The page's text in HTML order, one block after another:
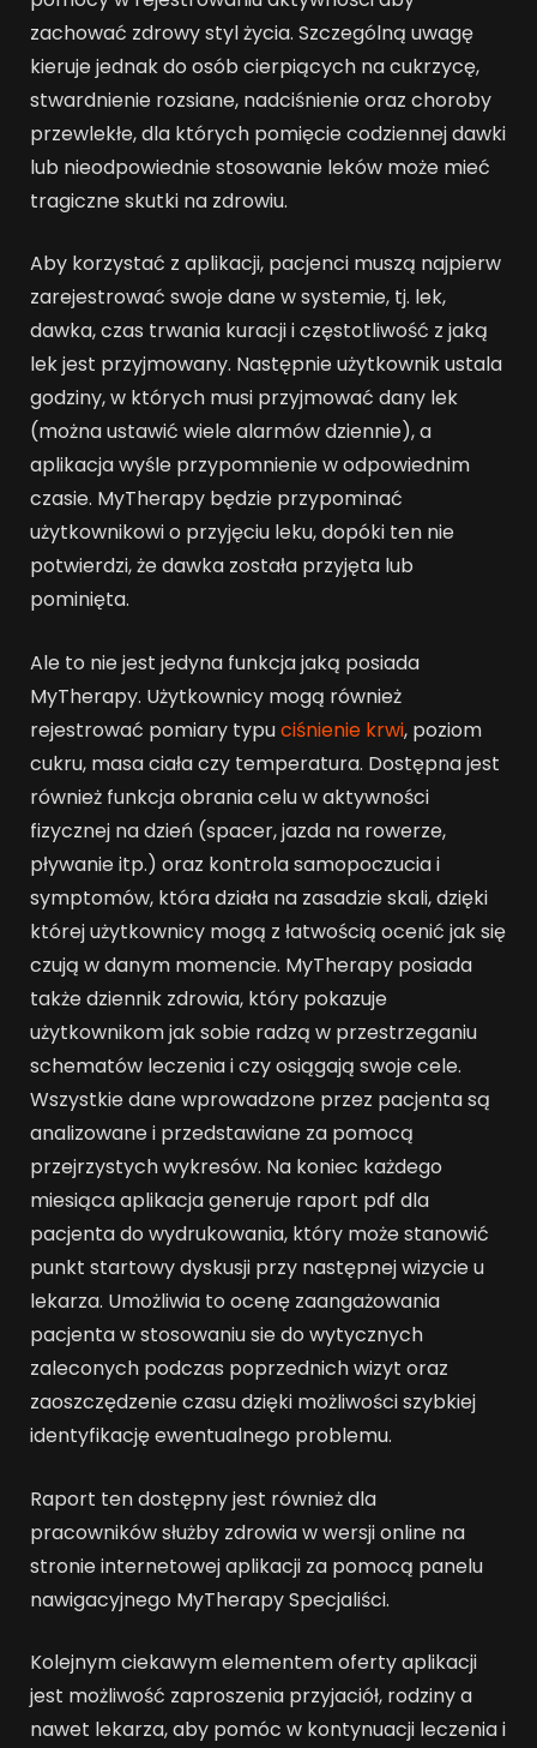
zachować zdrowy styl życia. Szczególną uwagę
kieruje jednak do osób cierpiących na cukrzycę,
stwardnienie rozsiane, nadciśnienie oraz choroby
przewlekłe, dla których pomięcie codziennej dawki
lub nieodpowiednie stosowanie leków może mieć
tragiczne skutki na zdrowiu.
Aby korzystać z aplikacji, pacjenci muszą najpierw
zarejestrować swoje dane w systemie, tj. lek,
dawka, czas trwania kuracji i częstotliwość z jaką
lek jest przyjmowany. Następnie użytkownik ustala
godziny, w których musi przyjmować dany lek
(można ustawić wiele alarmów dziennie), a
aplikacja wyśle przypomnienie w odpowiednim
czasie. MyTherapy będzie przypominać
użytkownikowi o przyjęciu leku, dopóki ten nie
potwierdzi, że dawka została przyjęta lub
pominięta.
Ale to nie jest jedyna funkcja jaką posiada
MyTherapy. Użytkownicy mogą również
rejestrować pomiary typuciśnienie krwi, poziom
cukru, masa ciała czy temperatura. Dostępna jest
również funkcja obrania celu w aktywności
fizycznej na dzień (spacer, jazda na rowerze,
pływanie itp.) oraz kontrola samopoczucia i
symptomów, która działa na zasadzie skali, dzięki
której użytkownicy mogą z łatwością ocenić jak się
czują w danym momencie. MyTherapy posiada
także dziennik zdrowia, który pokazuje
użytkownikom jak sobie radzą w przestrzeganiu
schematów leczenia i czy osiągają swoje cele.
Wszystkie dane wprowadzone przez pacjenta są
analizowane i przedstawiane za pomocą
przejrzystych wykresów. Na koniec każdego
miesiąca aplikacja generuje raport pdf dla
pacjenta do wydrukowania, który może stanowić
punkt startowy dyskusji przy następnej wizycie u
lekarza. Umożliwia to ocenę zaangażowania
pacjenta w stosowaniu sie do wytycznych
zaleconych podczas poprzednich wizyt oraz
zaoszczędzenie czasu dzięki możliwości szybkiej
identyfikację ewentualnego problemu.
Raport ten dostępny jest również dla
pracowników służby zdrowia w wersji online na
stronie internetowej aplikacji za pomocą panelu
nawigacyjnego MyTherapy Specjaliści.
Kolejnym ciekawym elementem oferty aplikacji
jest możliwość zaproszenia przyjaciół, rodziny a
nawet lekarza, aby pomóc w kontynuacji leczenia i